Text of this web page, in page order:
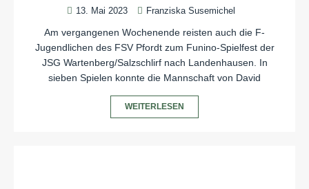
13. Mai 2023 Franziska Susemichel
Am vergangenen Wochenende reisten auch die F-
Jugendlichen des FSV Pfordt zum Funino-Spielfest der
JSG Wartenberg/Salzschlirf nach Landenhausen. In
sieben Spielen konnte die Mannschaft von David
WEITERLESEN